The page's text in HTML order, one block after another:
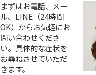
まずはお電話、メー
ル、LINE（24時間
OK）からお気軽にお
問い合わせくださ
い。具体的な症状を
お尋ねさせていただ
きます。